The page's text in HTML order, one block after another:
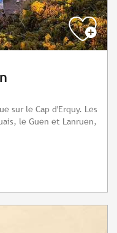
sur le Cap d'Erquy. Les
le Guen et Lanruen,